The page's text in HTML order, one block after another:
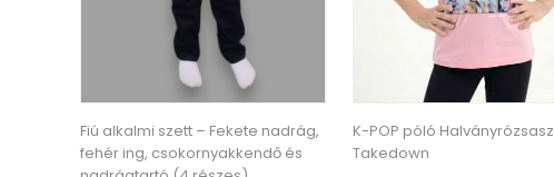
K-POP póló Halványrózsaszín -
Takedown
K-POP póló Lila - Takedown